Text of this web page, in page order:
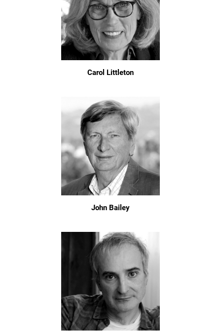
Carol Littleton
John Bailey